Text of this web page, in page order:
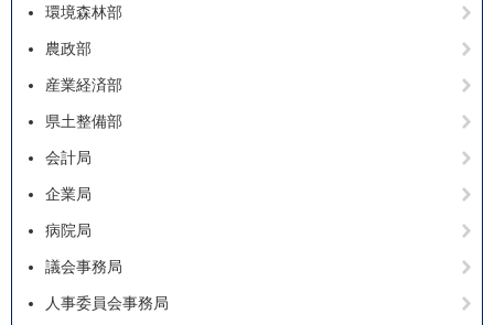
環境森林部
農政部
産業経済部
県土整備部
会計局
企業局
病院局
議会事務局
人事委員会事務局